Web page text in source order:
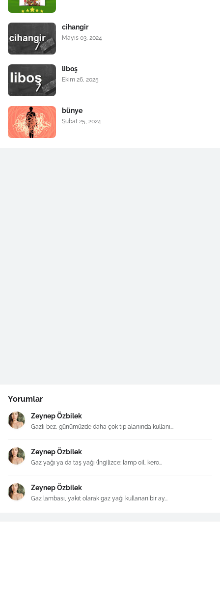
cihangir
Mayıs 03, 2024
liboş
Ekim 26, 2025
bünye
Şubat 25, 2024
Yorumlar
Zeynep Özbilek
Gazlı bez, günümüzde daha çok tıp alanında kullanı...
Zeynep Özbilek
Gaz yağı ya da taş yağı (İngilizce: lamp oil, kero...
Zeynep Özbilek
Gaz lambası, yakıt olarak gaz yağı kullanan bir ay...